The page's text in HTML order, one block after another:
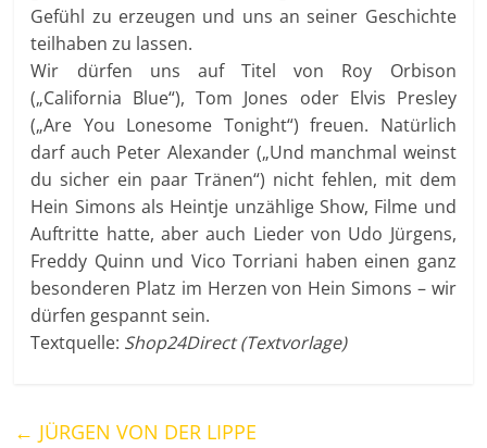
Gefühl zu erzeugen und uns an seiner Geschichte
teilhaben zu lassen.
Wir dürfen uns auf Titel von Roy Orbison
(„California Blue“), Tom Jones oder Elvis Presley
(„Are You Lonesome Tonight“) freuen. Natürlich
darf auch Peter Alexander („Und manchmal weinst
du sicher ein paar Tränen“) nicht fehlen, mit dem
Hein Simons als Heintje unzählige Show, Filme und
Auftritte hatte, aber auch Lieder von Udo Jürgens,
Freddy Quinn und Vico Torriani haben einen ganz
besonderen Platz im Herzen von Hein Simons – wir
dürfen gespannt sein.
Textquelle: Shop24Direct (Textvorlage)
← JÜRGEN VON DER LIPPE